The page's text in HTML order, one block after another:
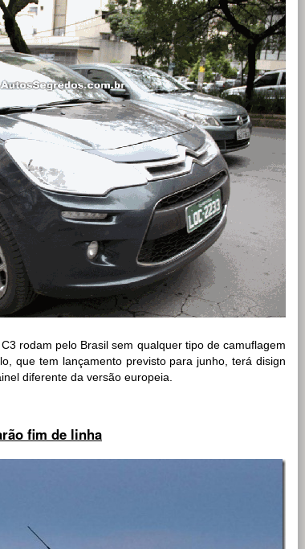
rodam pelo Brasil sem qualquer tipo de camuflagem
que tem lançamento previsto para junho, terá disign
diferente da versão europeia.
fim de linha